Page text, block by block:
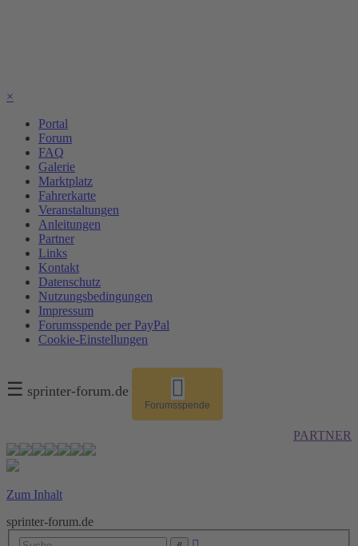
×
Portal
Forum
FAQ
Galerie
Marktplatz
Fahrerkarte
Veranstaltungen
Anleitungen
Partner
Links
Kontakt
Datenschutz
Nutzungsbedingungen
Impressum
Forumsspende per PayPal
Cookie-Einstellungen
☰ sprinter-forum.de
Forumsspende
PARTNER
Zum Inhalt
sprinter-forum.de